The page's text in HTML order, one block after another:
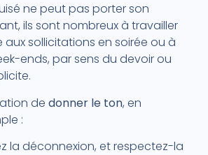
ne peut pas porter son
ils sont nombreux à travailler
sollicitations en soirée ou à
ends, par sens du devoir ou
de donner le ton, en
:
la déconnexion, et respectez-la